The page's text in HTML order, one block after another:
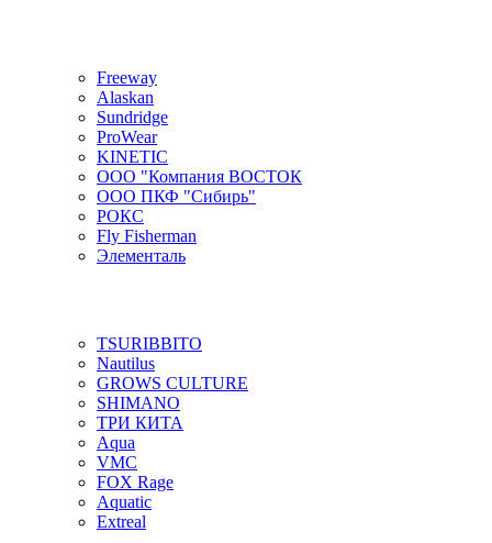
Freeway
Alaskan
Sundridge
ProWear
KINETIC
ООО "Компания ВОСТОК
ООО ПКФ "Сибирь"
РОКС
Fly Fisherman
Элементаль
TSURIBBITO
Nautilus
GROWS CULTURE
SHIMANO
ТРИ КИТА
Aqua
VMC
FOX Rage
Aquatic
Extreal